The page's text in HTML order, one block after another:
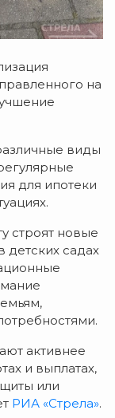
на
виды
для ипотеки
строят новые
детских садах
активнее
и выплатах,
или
РИА «Стрела».